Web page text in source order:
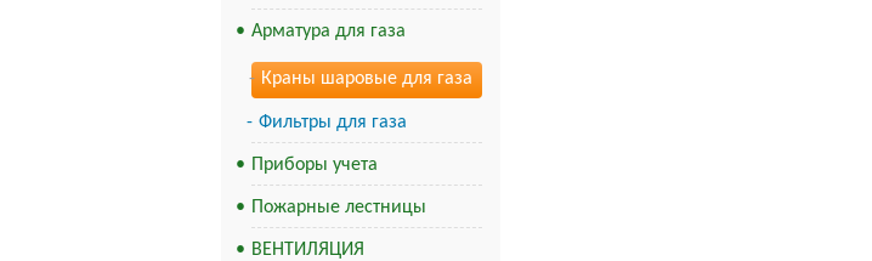
Арматура для газа
Краны шаровые для газа
Фильтры для газа
Приборы учета
Пожарные лестницы
ВЕНТИЛЯЦИЯ